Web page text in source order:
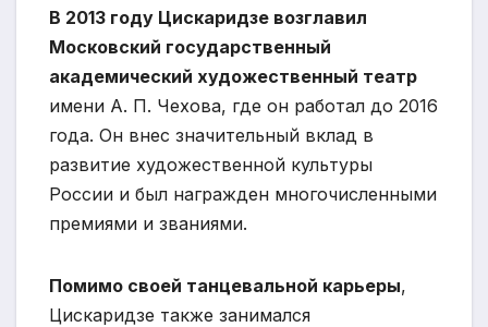
В 2013 году Цискаридзе возглавил
Московский государственный
академический художественный театр
имени А. П. Чехова, где он работал до 2016
года. Он внес значительный вклад в
развитие художественной культуры
России и был награжден многочисленными
премиями и званиями.
Помимо своей танцевальной карьеры,
Цискаридзе также занимался